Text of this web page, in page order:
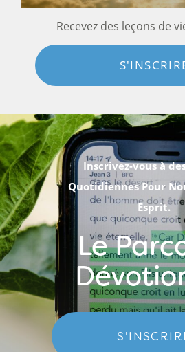
Recevez des leçons de
Inscrivez-vous à
Quotidiennes Pour
Esprit.
Le